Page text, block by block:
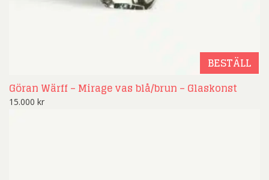
BESTÄLL
Göran Wärff – Mirage vas blå/brun – Glaskonst
15.000 kr